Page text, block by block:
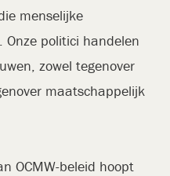
menselijke
politici handelen
zowel tegenover
maatschappelijk
OCMW-beleid hoopt